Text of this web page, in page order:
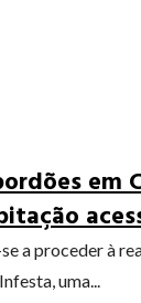
em
a proceder à
uma...